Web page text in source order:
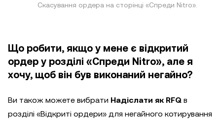
Скасування ордера на сторінці «Спреди Nitro».
Що робити, якщо у мене є відкритий
ордер у розділі «Спреди Nitro», але я
хочу, щоб він був виконаний негайно?
Ви також можете вибрати Надіслати як RFQ в
розділі «Відкриті ордери» для негайного котирування